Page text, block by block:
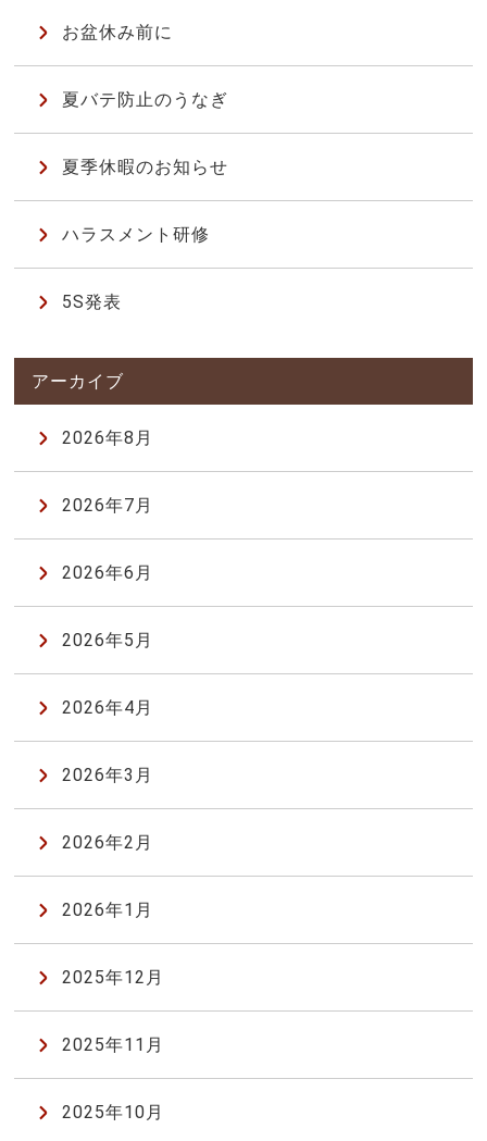
お盆休み前に
夏バテ防止のうなぎ
夏季休暇のお知らせ
ハラスメント研修
5S発表
2026年8月
2026年7月
2026年6月
2026年5月
2026年4月
2026年3月
2026年2月
2026年1月
2025年12月
2025年11月
2025年10月